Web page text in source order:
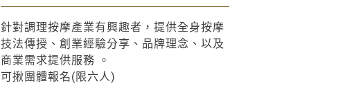
針對調理按摩產業有興趣者，提供全身按摩
技法傳授、創業經驗分享、品牌理念、以及
商業需求提供服務 。
可揪團體報名(限六人)